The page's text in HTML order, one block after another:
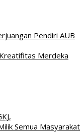
Pendiri AUB
Merdeka
Semua Masyarakat